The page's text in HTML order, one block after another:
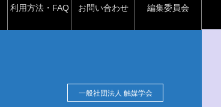
利用方法・FAQ お問い合わせ 編集委員会
一般社団法人 触媒学会